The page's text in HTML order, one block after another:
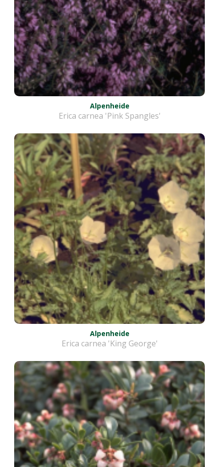
Alpenheide
Erica carnea 'Pink Spangles'
Alpenheide
Erica carnea 'King George'